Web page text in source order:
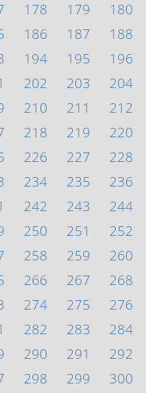
178 179
180
186 187
188
194 195
196
202 203
204
210 211
212
218 219
220
226 227
228
234 235
236
242 243
244
250 251
252
258 259
260
266 267
268
274 275
276
282 283
284
290 291
292
298 299
300